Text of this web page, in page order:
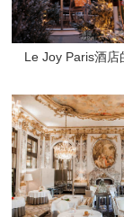
Le Joy Paris酒店